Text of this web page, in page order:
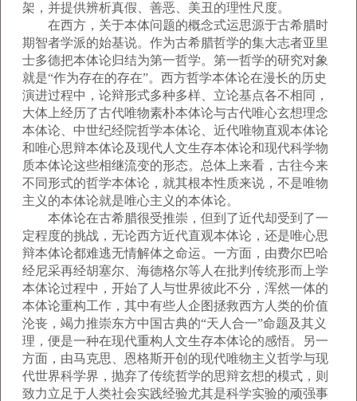
架，并提供辨析真假、善恶、美丑的理性尺度。
在西方，关于本体问题的概念式运思源于古希腊时
期智者学派的始基说。作为古希腊哲学的集大志者亚里
士多德把本体论归结为第一哲学。第一哲学的研究对象
就是“作为存在的存在”。西方哲学本体论在漫长的历史
演进过程中，论辩形式多种多样、立论基点各不相同，
大体上经历了古代唯物素朴本体论与古代唯心玄想理念
本体论、中世纪经院哲学本体论、近代唯物直观本体论
和唯心思辩本体论及现代人文生存本体论和现代科学物
质本体论这些相继流变的形态。总体上来看，古往今来
不同形式的哲学本体论，就其根本性质来说，不是唯物
主义的本体论就是唯心主义的本体论。
本体论在古希腊很受推崇，但到了近代却受到了一
定程度的挑战，无论西方近代直观本体论，还是唯心思
辩本体论都难逃无情解体之命运。一方面，由费尔巴哈
经尼采再经胡塞尔、海德格尔等人在批判传统形而上学
本体论过程中，开始了人与世界彼此不分，浑然一体的
本体论重构工作，其中有些人企图拯救西方人类的价值
沦丧，竭力推崇东方中国古典的“天人合一”命题及其义
理，便是一种在现代重构人文生存本体论的感悟。另一
方面，由马克思、恩格斯开创的现代唯物主义哲学与现
代世界科学界，抛弃了传统哲学的思辩玄想的模式，则
致力立足于人类社会实践经验尤其是科学实验的顽强事